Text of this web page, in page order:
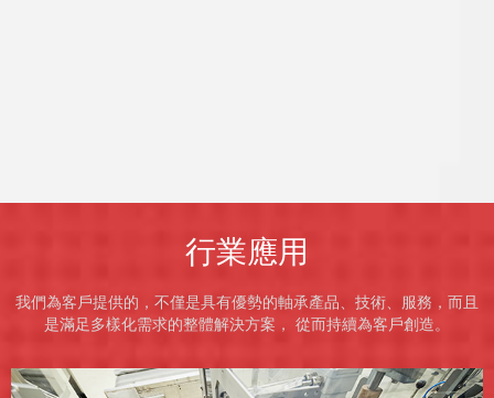
行業應用
我們為客戶提供的，不僅是具有優勢的軸承產品、技術、服務，而且
是滿足多樣化需求的整體解決方案， 從而持續為客戶創造。